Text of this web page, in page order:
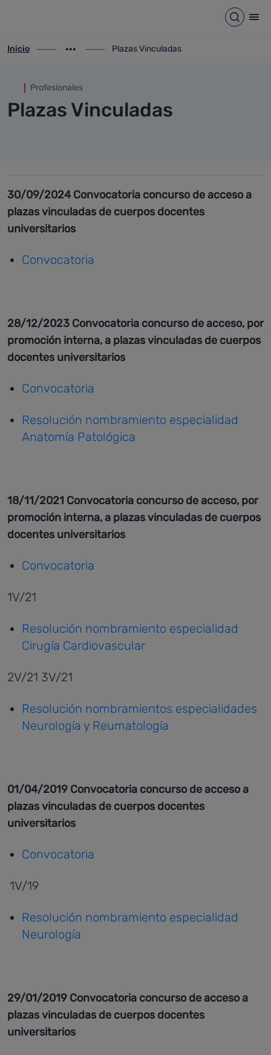
Abrir
ir-a inicio
Inicio
Mostrar opciones del camino de migas
ir-a Plazas Vinculadas
Plazas Vinculadas
Profesionales
Plazas Vinculadas
30/09/2024 Convocatoria concurso de acceso a
plazas vinculadas de cuerpos docentes
universitarios
Convocatoria
28/12/2023 Convocatoria concurso de acceso, por
promoción interna, a plazas vinculadas de cuerpos
docentes universitarios
Convocatoria
Resolución nombramiento especialidad
Anatomía Patológica
18/11/2021 Convocatoria concurso de acceso, por
promoción interna, a plazas vinculadas de cuerpos
docentes universitarios
Convocatoria
1V/21
Resolución nombramiento especialidad
Cirugía Cardiovascular
2V/21 3V/21
Resolución nombramientos especialidades
Neurología y Reumatología
01/04/2019 Convocatoria concurso de acceso a
plazas vinculadas de cuerpos docentes
universitarios
Convocatoria
1V/19
Resolución nombramiento especialidad
Neurología
29/01/2019 Convocatoria concurso de acceso a
plazas vinculadas de cuerpos docentes
universitarios